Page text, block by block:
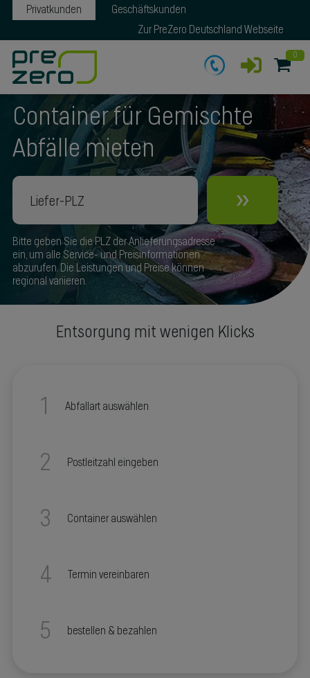
Privatkunden
Geschäftskunden
Zur PreZero Deutschland Webseite
0
Container für Gemischte
Abfälle mieten
»
Bitte geben Sie die PLZ der Anlieferungsadresse
ein, um alle Service- und Preisinformationen
abzurufen. Die Leistungen und Preise können
regional variieren.
Entsorgung mit wenigen Klicks
1 Abfallart auswählen
2 Postleitzahl eingeben
3 Container auswählen
4 Termin vereinbaren
5 bestellen & bezahlen